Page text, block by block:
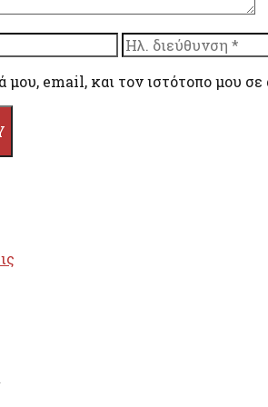
Ηλ.
διεύθυνση
email, και τον ιστότοπο μου